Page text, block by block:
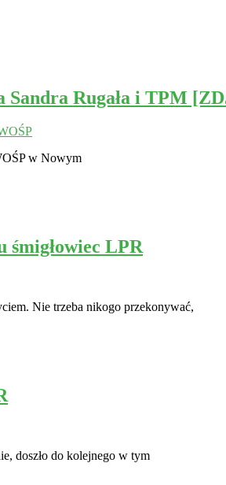
Sandra Rugała i TPM
w Nowym
śmigłowiec LPR
Nie trzeba nikogo przekonywać,
doszło do kolejnego w tym